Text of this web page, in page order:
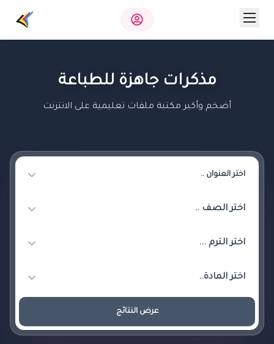
مذكرات جاهزة للطباعة
أضخم وأكبر مكتبة ملفات تعليمية على الانترنت
عرض النتائج